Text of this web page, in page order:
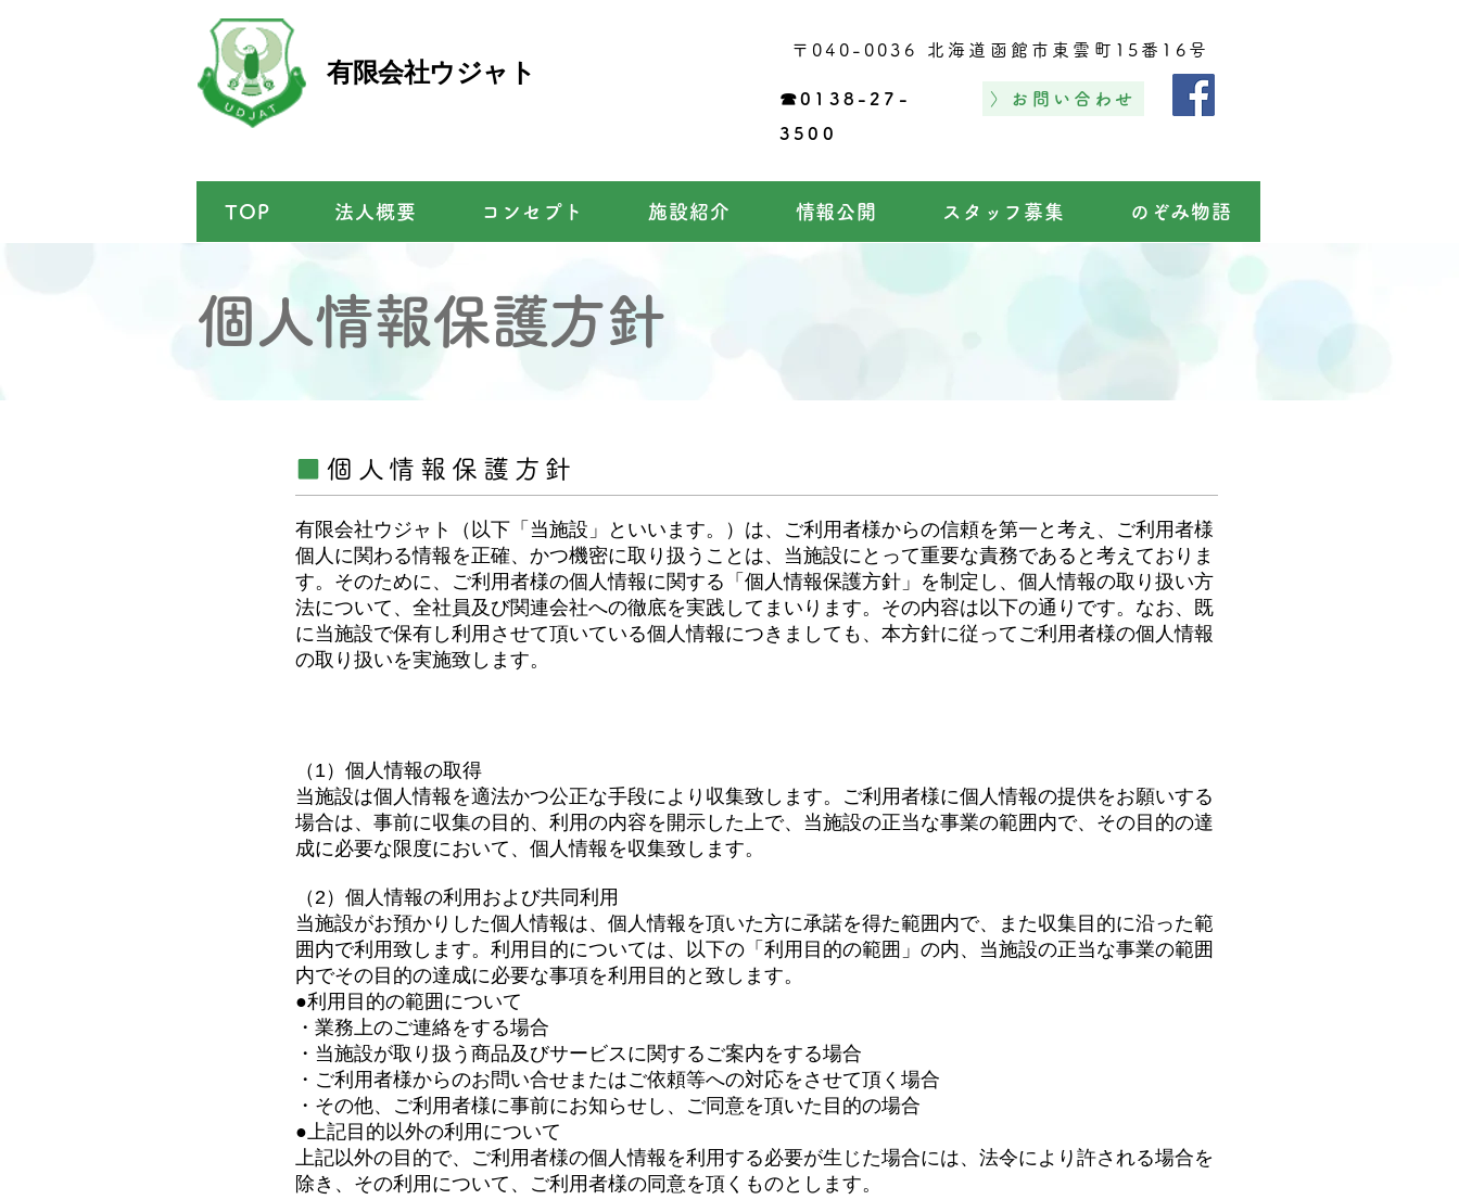
有限会社ウジャト
​〒040-0036 北海道函館市東雲町15番16号
☎0138-27-
3500
〉お問い合わせ
TOP 法人概要 コンセプト 施設紹介 情報公開 スタッフ募集 のぞみ物語
個人情報保護方針
■ 個人情報保護方針
有限会社ウジャト（以下「当施設」といいます。）は、ご利用者様からの信頼を第一と考え、ご利用者様
個人に関わる情報を正確、かつ機密に取り扱うことは、当施設にとって重要な責務であると考えておりま
す。そのために、ご利用者様の個人情報に関する「個人情報保護方針」を制定し、個人情報の取り扱い方
法について、全社員及び関連会社への徹底を実践してまいります。その内容は以下の通りです。なお、既
に当施設で保有し利用させて頂いている個人情報につきましても、本方針に従ってご利用者様の個人情報
の取り扱いを実施致します。
（1）個人情報の取得
当施設は個人情報を適法かつ公正な手段により収集致します。ご利用者様に個人情報の提供をお願いする
場合は、事前に収集の目的、利用の内容を開示した上で、当施設の正当な事業の範囲内で、その目的の達
成に必要な限度において、個人情報を収集致します。
（2）個人情報の利用および共同利用
当施設がお預かりした個人情報は、個人情報を頂いた方に承諾を得た範囲内で、また収集目的に沿った範
囲内で利用致します。利用目的については、以下の「利用目的の範囲」の内、当施設の正当な事業の範囲
内でその目的の達成に必要な事項を利用目的と致します。
●利用目的の範囲について
・業務上のご連絡をする場合
・当施設が取り扱う商品及びサービスに関するご案内をする場合
・ご利用者様からのお問い合せまたはご依頼等への対応をさせて頂く場合
・その他、ご利用者様に事前にお知らせし、ご同意を頂いた目的の場合
●上記目的以外の利用について
上記以外の目的で、ご利用者様の個人情報を利用する必要が生じた場合には、法令により許される場合を
除き、その利用について、ご利用者様の同意を頂くものとします。